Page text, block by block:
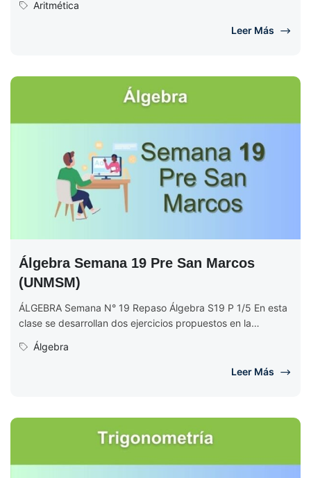
Aritmética
Leer Más
Álgebra Semana 19 Pre San Marcos
(UNMSM)
ÁLGEBRA Semana N° 19 Repaso Álgebra S19 P 1/5 En esta
clase se desarrollan dos ejercicios propuestos en la
semana...
Álgebra
Leer Más